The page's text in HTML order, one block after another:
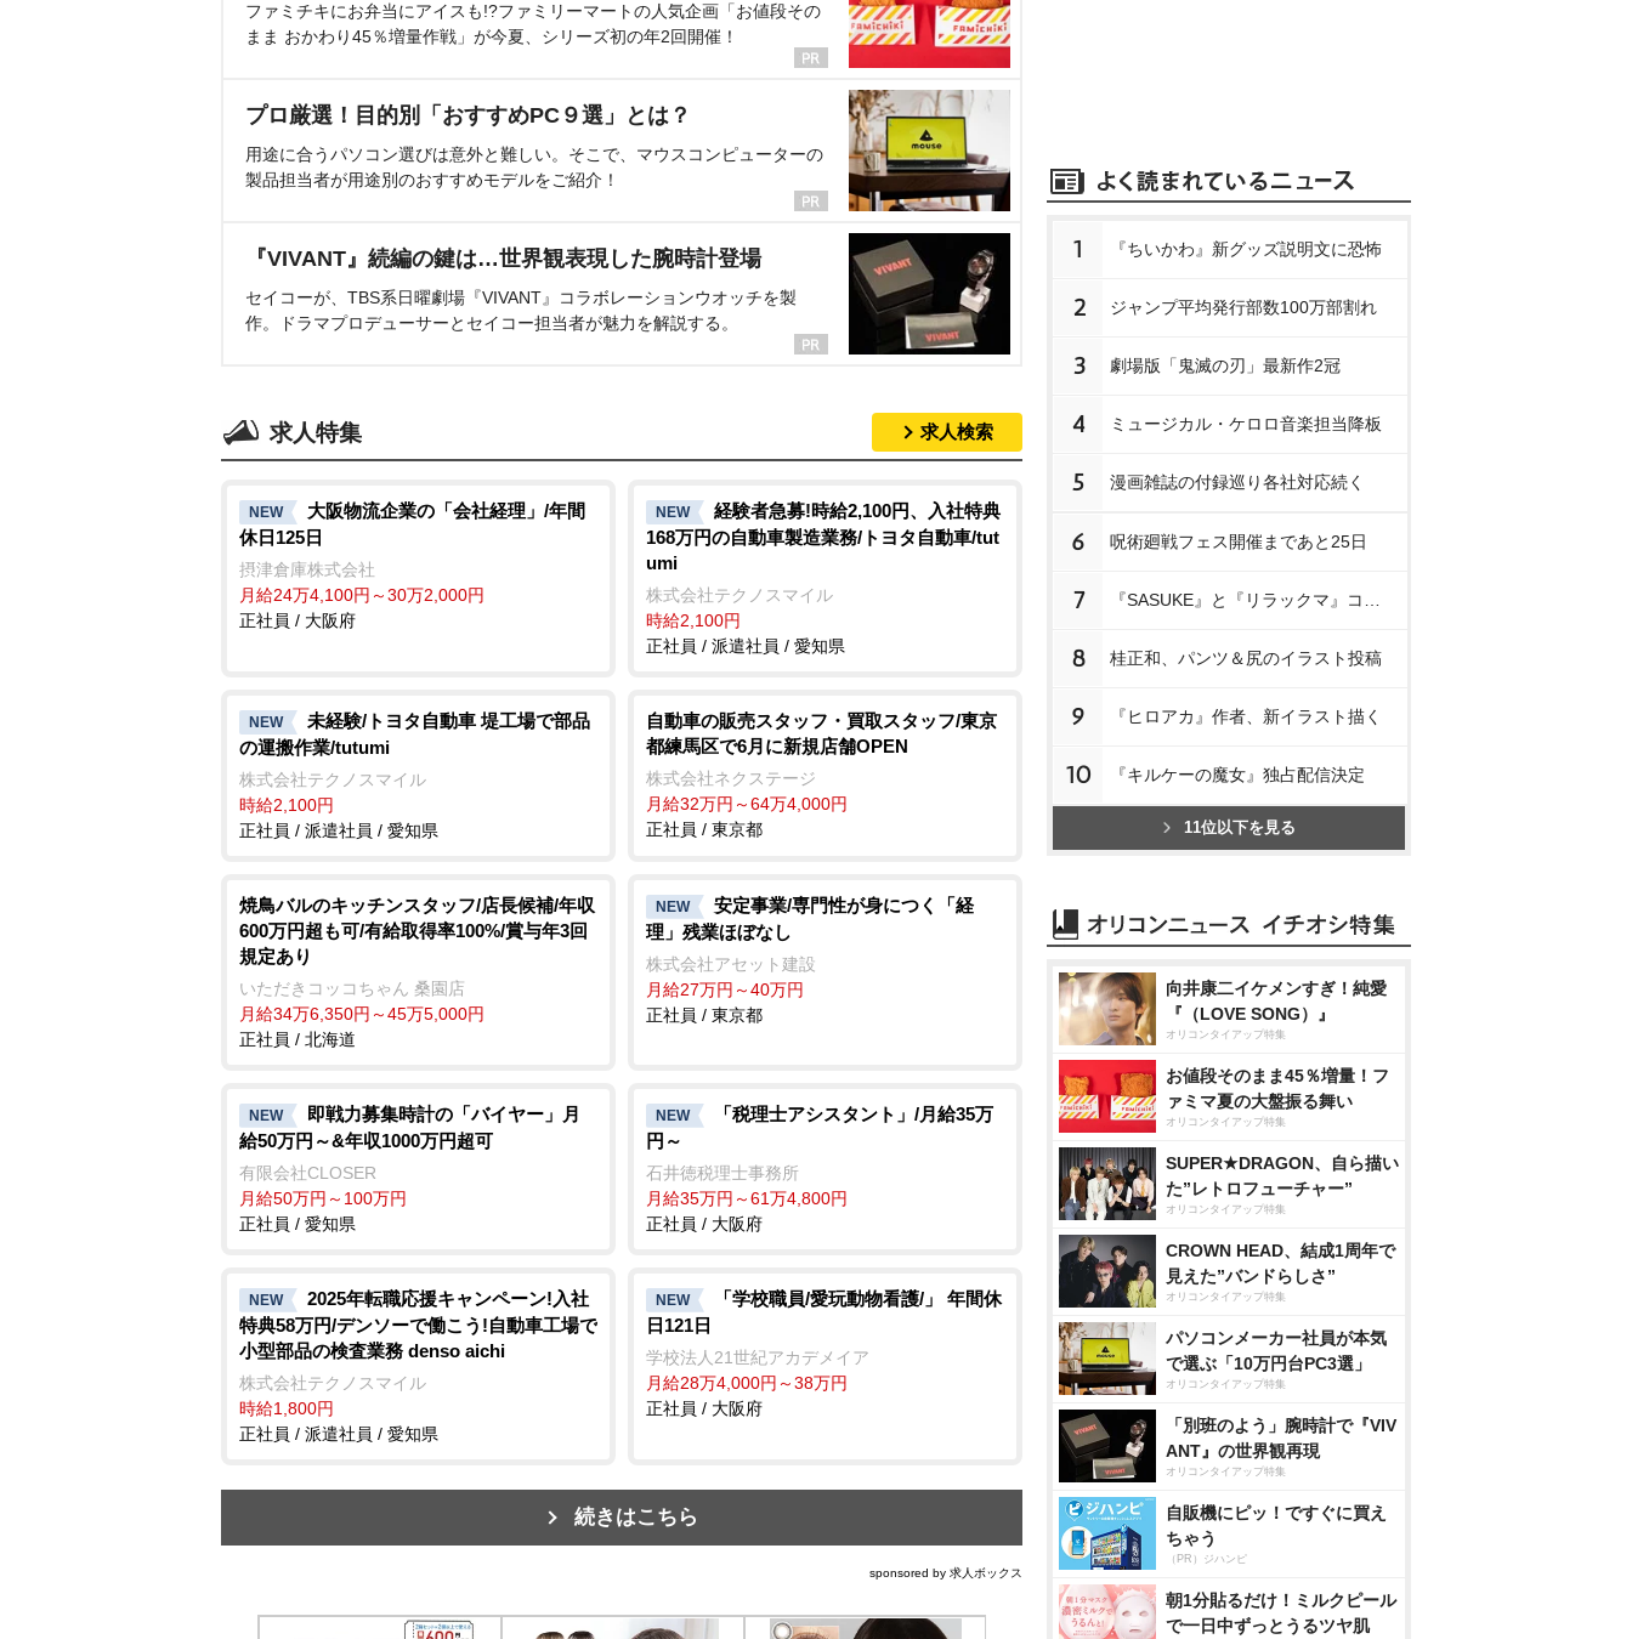
ファミチキにお弁当にアイスも!?ファミリーマートの人気企画「お値段その
まま おかわり45％増量作戦」が今夏、シリーズ初の年2回開催！
プロ厳選！目的別「おすすめPC９選」とは？
用途に合うパソコン選びは意外と難しい。そこで、マウスコンピューターの
製品担当者が用途別のおすすめモデルをご紹介！
『VIVANT』続編の鍵は…世界観表現した腕時計登場
セイコーが、TBS系日曜劇場『VIVANT』コラボレーションウオッチを製
作。ドラマプロデューサーとセイコー担当者が魅力を解説する。
求人特集 求人検索
NEW
大阪物流企業の「会社経理」/年間
休日125日
摂津倉庫株式会社
月給24万4,100円～30万2,000円
正社員 / 大阪府
NEW
経験者急募!時給2,100円、入社特典
168万円の自動車製造業務/トヨタ自動車/tut
umi
株式会社テクノスマイル
時給2,100円
正社員 / 派遣社員 / 愛知県
NEW
未経験/トヨタ自動車 堤工場で部品
の運搬作業/tutumi
株式会社テクノスマイル
時給2,100円
正社員 / 派遣社員 / 愛知県
自動車の販売スタッフ・買取スタッフ/東京
都練馬区で6月に新規店舗OPEN
株式会社ネクステージ
月給32万円～64万4,000円
正社員 / 東京都
焼鳥バルのキッチンスタッフ/店長候補/年収
600万円超も可/有給取得率100%/賞与年3回
規定あり
いただきコッコちゃん 桑園店
月給34万6,350円～45万5,000円
正社員 / 北海道
NEW
安定事業/専門性が身につく「経
理」残業ほぼなし
株式会社アセット建設
月給27万円～40万円
正社員 / 東京都
NEW
即戦力募集時計の「バイヤー」月
給50万円～&年収1000万円超可
有限会社CLOSER
月給50万円～100万円
正社員 / 愛知県
NEW
「税理士アシスタント」/月給35万
円～
石井徳税理士事務所
月給35万円～61万4,800円
正社員 / 大阪府
NEW
2025年転職応援キャンペーン!入社
特典58万円/デンソーで働こう!自動車工場で
小型部品の検査業務 denso aichi
株式会社テクノスマイル
時給1,800円
正社員 / 派遣社員 / 愛知県
NEW
「学校職員/愛玩動物看護/」 年間休
日121日
学校法人21世紀アカデメイア
月給28万4,000円～38万円
正社員 / 大阪府
続きはこちら
sponsored by 求人ボックス
1 『ちいかわ』新グッズ説明文に恐怖
2 ジャンプ平均発行部数100万部割れ
3 劇場版「鬼滅の刃」最新作2冠
4 ミュージカル・ケロロ音楽担当降板
5 漫画雑誌の付録巡り各社対応続く
6 呪術廻戦フェス開催まであと25日
7
8 桂正和、パンツ＆尻のイラスト投稿
9 『ヒロアカ』作者、新イラスト描く
10 『キルケーの魔女』独占配信決定
11位以下を見る
向井康二イケメンすぎ！純愛
『（LOVE SONG）』
オリコンタイアップ特集
お値段そのまま45％増量！フ
ァミマ夏の大盤振る舞い
オリコンタイアップ特集
SUPER★DRAGON、自ら描い
た”レトロフューチャー”
オリコンタイアップ特集
CROWN HEAD、結成1周年で
見えた”バンドらしさ”
オリコンタイアップ特集
パソコンメーカー社員が本気
で選ぶ「10万円台PC3選」
オリコンタイアップ特集
「別班のよう」腕時計で『VIV
ANT』の世界観再現
オリコンタイアップ特集
自販機にピッ！ですぐに買え
ちゃう
（PR）ジハンピ
朝1分貼るだけ！ミルクピール
で一日中ずっとうるツヤ肌